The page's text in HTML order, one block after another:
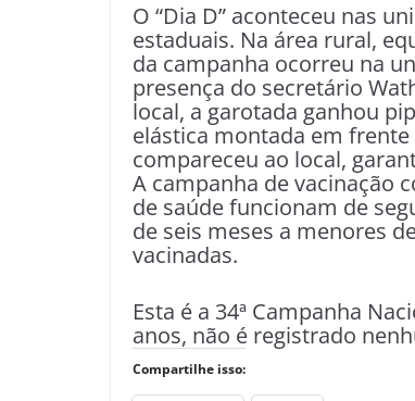
O “Dia D” aconteceu nas
estaduais. Na área rural,
da campanha ocorreu na
presença do secretário
local, a garotada ganhou
elástica montada em frente
compareceu ao local,
A campanha de vacinação
de saúde funcionam de
de seis meses a menores
vacinadas.
Esta é a 34ª Campanha
anos, não é registrado
Compartilhe isso: